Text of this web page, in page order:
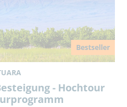
Bestseller
- Hochtour